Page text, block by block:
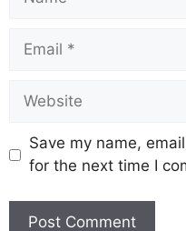
Save my name,
for the next time I